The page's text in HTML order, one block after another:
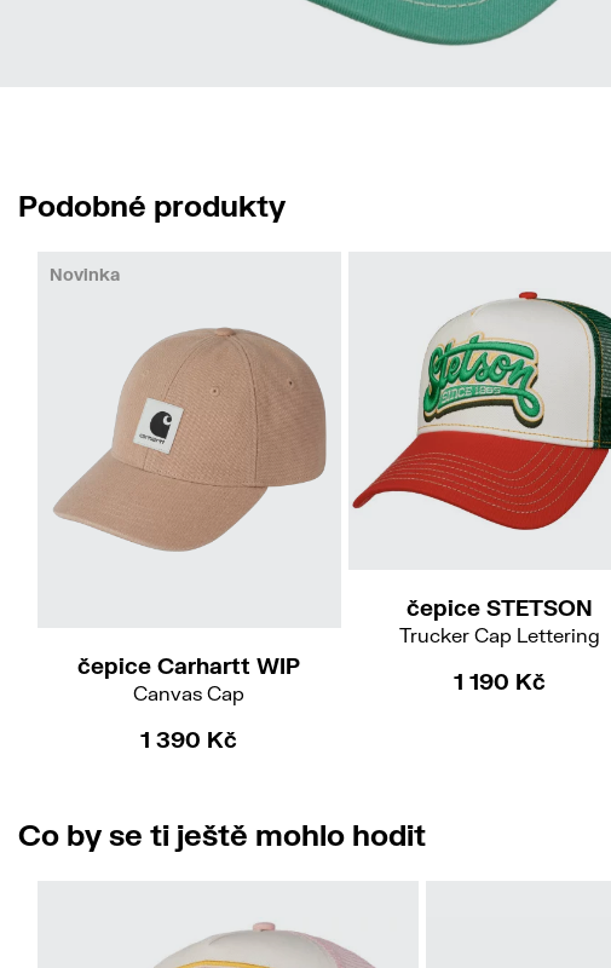
Podobné produkty
Novinka
čepice Carhartt WIP
Canvas Cap
1 390 Kč
čepice STETSON
Trucker Cap Lettering
1 190 Kč
Co by se ti ještě mohlo hodit